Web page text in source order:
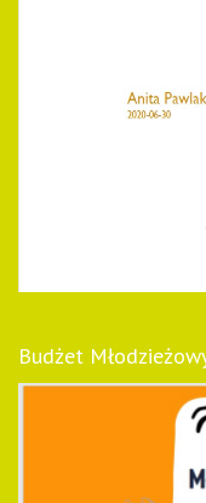
Budżet